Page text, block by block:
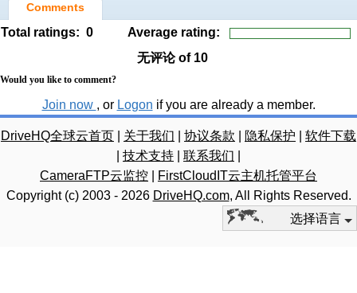
Comments
Total ratings: 0
Average rating:
无评论of 10
Would you like to comment?
Join now , or Logon if you are already a member.
DriveHQ全球云首页 关于我们 协议条款 隐私保护
软件下载
技术支持 联系我们
CameraFTP云监控
FirstCloudIT云主机托管平台
Copyright (c) 2003 - 2026 DriveHQ.com, All Rights Reserved.
选择语言